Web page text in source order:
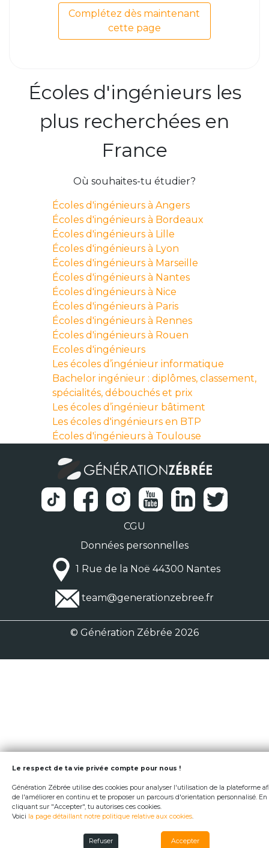
Complétez dès maintenant
cette page
Écoles d'ingénieurs les
plus recherchées en
France
Où souhaites-tu étudier?
Écoles d'ingénieurs à Angers
Écoles d'ingénieurs à Bordeaux
Écoles d'ingénieurs à Lille
Écoles d'ingénieurs à Lyon
Écoles d'ingénieurs à Marseille
Écoles d'ingénieurs à Nantes
Écoles d'ingénieurs à Nice
Écoles d'ingénieurs à Paris
Écoles d'ingénieurs à Rennes
Écoles d'ingénieurs à Rouen
Ecoles d'ingénieurs
Les écoles d’ingénieur informatique
Bachelor ingénieur : diplômes, classement,
spécialités, débouchés et prix
Les écoles d’ingénieur bâtiment
Les écoles d'ingénieurs en BTP
Écoles d'ingénieurs à Toulouse
CGU
Données personnelles
1 Rue de la Noë 44300 Nantes
team@generationzebree.fr
© Génération Zébrée 2026
Le respect de ta vie privée compte pour nous !
Génération Zébrée utilise des cookies pour analyser l'utilisation de la plateforme
de l'améliorer en continu et te proposer un parcours d'orientation personnalisé. En
cliquant sur "Accepter", tu autorises ces cookies.
Voici la page détaillant notre politique relative aux cookies.
Refuser Accepter